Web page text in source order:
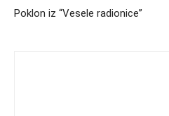
Poklon iz “Vesele radionice”